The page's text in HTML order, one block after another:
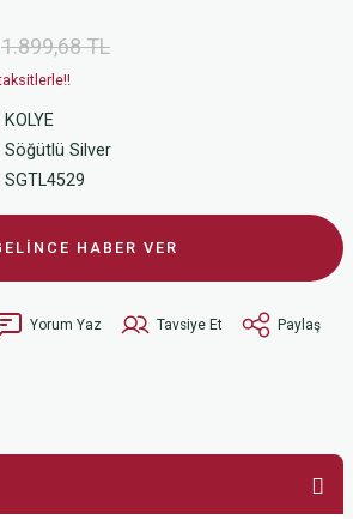
1.899,68 TL
KOLYE
Söğütlü Silver
SGTL4529
HABER VER
Yorum Yaz Tavsiye Et Paylaş